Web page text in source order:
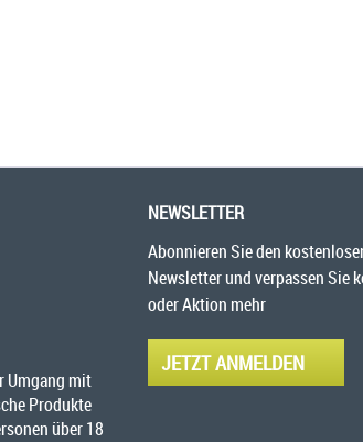
Umgang mit
Produkte
über 18
NEWSLETTER
Abonnieren Sie den
Newsletter und verpassen Sie
oder Aktion mehr
JETZT ANMELDEN